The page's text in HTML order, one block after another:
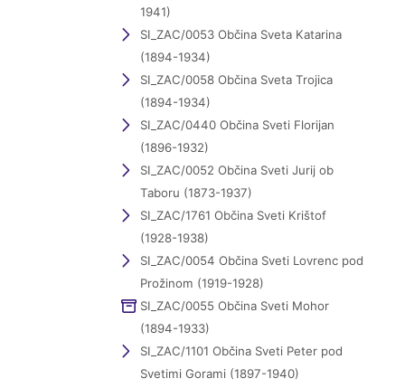
1941)
SI_ZAC/0053 Občina Sveta Katarina
(1894-1934)
SI_ZAC/0058 Občina Sveta Trojica
(1894-1934)
SI_ZAC/0440 Občina Sveti Florijan
(1896-1932)
SI_ZAC/0052 Občina Sveti Jurij ob
Taboru (1873-1937)
SI_ZAC/1761 Občina Sveti Krištof
(1928-1938)
SI_ZAC/0054 Občina Sveti Lovrenc pod
Prožinom (1919-1928)
SI_ZAC/0055 Občina Sveti Mohor
(1894-1933)
SI_ZAC/1101 Občina Sveti Peter pod
Svetimi Gorami (1897-1940)